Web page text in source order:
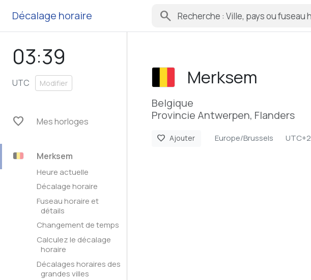
Décalage horaire search
03:39
UTC Modifier
favorite Mes horloges
Merksem
Heure actuelle
Décalage horaire
Fuseau horaire et
détails
Changement de temps
Calculez le décalage
horaire
Décalages horaires des
grandes villes
Merksem
Belgique
Provincie Antwerpen, Flanders
favorite Ajouter Europe/Brussels UTC+2